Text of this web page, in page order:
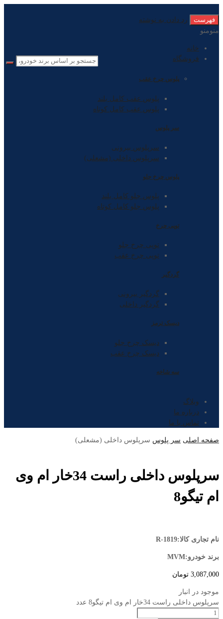
فهرست
رد دادن به نوشته
منومنو
خانه
فروشگاه
پلوس چرخ عقب
پلوس عقب کامل بلند
پلوس عقب کامل کوتاه
سر پلوس
سرپلوس بیرونی
سرپلوس داخلی (مشعلی)
پلوس چرخ جلو
پلوس جلو کامل بلند
پلوس جلو کامل کوتاه
توپی چرخ
توپی چرخ جلو
توپی چرخ عقب
گردگیر
گردگیر بیرونی
گردگیر داخلی
دیسک ترمز
دیسک چرخ جلو
دیسک چرخ عقب
سه شاخه
وبلاگ
درباره ما
تماس با ما
صفحه اصلی سر پلوس سرپلوس داخلی (مشعلی)
سرپلوس داخلی راست 34خار ام وی
ام تیگو8
نام تجاری کالا:R-1819
برند خودرو:MVM
3,087,000 تومان
موجود در انبار
سرپلوس داخلی راست 34خار ام وی ام تیگو8 عدد